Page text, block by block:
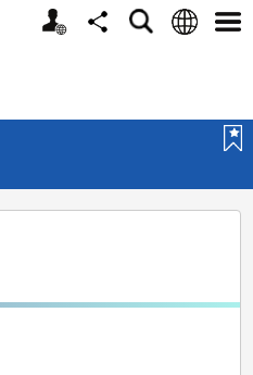
个
分
搜
语
选